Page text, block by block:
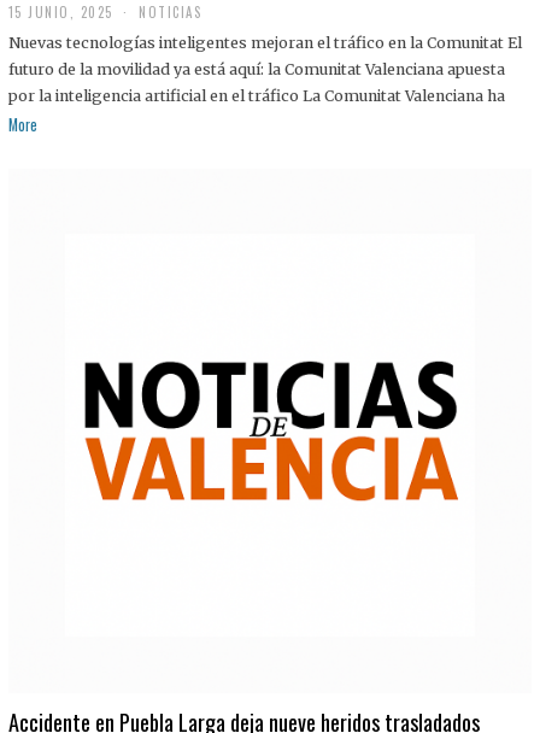
15 JUNIO, 2025 NOTICIAS
Nuevas tecnologías inteligentes mejoran el tráfico en la Comunitat El
futuro de la movilidad ya está aquí: la Comunitat Valenciana apuesta
por la inteligencia artificial en el tráfico La Comunitat Valenciana ha
More
Accidente en Puebla Larga deja nueve heridos trasladados